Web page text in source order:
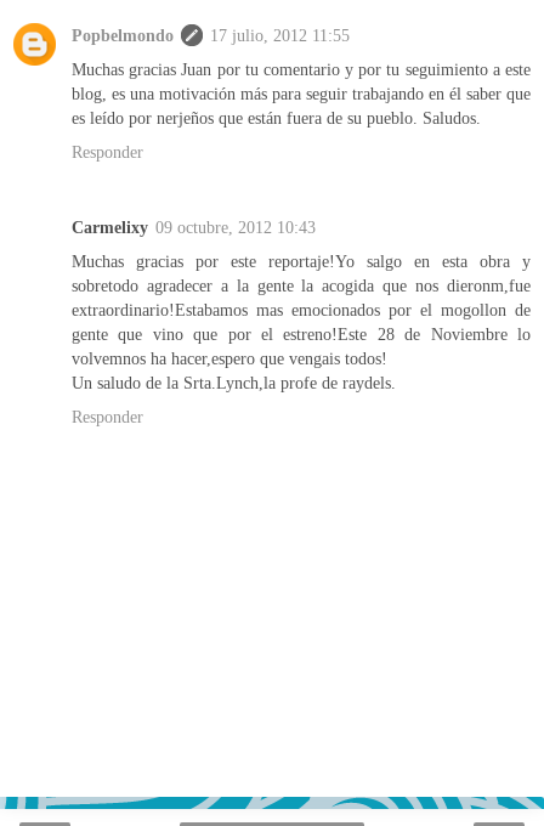
Popbelmondo
17 julio, 2012 11:55
Muchas gracias Juan por tu comentario y por tu seguimiento a este
blog, es una motivación más para seguir trabajando en él saber que
es leído por nerjeños que están fuera de su pueblo. Saludos.
Responder
Carmelixy 09 octubre, 2012 10:43
Muchas gracias por este reportaje!Yo salgo en esta obra y
sobretodo agradecer a la gente la acogida que nos dieronm,fue
extraordinario!Estabamos mas emocionados por el mogollon de
gente que vino que por el estreno!Este 28 de Noviembre lo
volvemnos ha hacer,espero que vengais todos!
Un saludo de la Srta.Lynch,la profe de raydels.
Responder